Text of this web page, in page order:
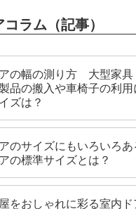
ラム（記事）
の幅の測り方 大型家具
品の搬入や車椅子の利
ズは？
のサイズにもいろいろ
の標準サイズとは？
をおしゃれに彩る室内